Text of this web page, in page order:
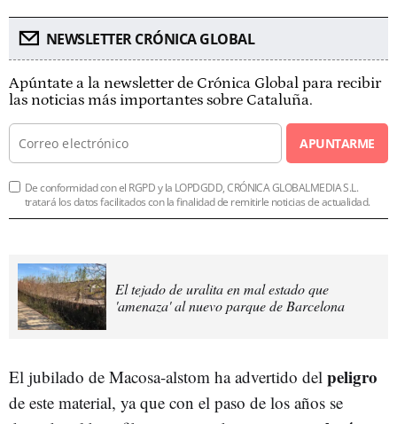
NEWSLETTER CRÓNICA GLOBAL
Apúntate a la newsletter de Crónica Global para recibir
las noticias más importantes sobre Cataluña.
APUNTARME
De conformidad con el RGPD y la LOPDGDD, CRÓNICA GLOBALMEDIA S.L.
tratará los datos facilitados con la finalidad de remitirle noticias de actualidad.
El tejado de uralita en mal estado que
'amenaza' al nuevo parque de Barcelona
El jubilado de Macosa-alstom ha advertido del peligro
de este material, ya que con el paso de los años se